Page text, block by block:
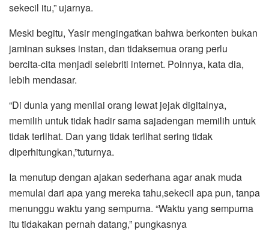
sekecil itu,” ujarnya.
Meski begitu, Yasir mengingatkan bahwa berkonten bukan
jaminan sukses instan, dan tidaksemua orang perlu
bercita-cita menjadi selebriti internet. Poinnya, kata dia,
lebih mendasar.
“Di dunia yang menilai orang lewat jejak digitalnya,
memilih untuk tidak hadir sama sajadengan memilih untuk
tidak terlihat. Dan yang tidak terlihat sering tidak
diperhitungkan,”tuturnya.
Ia menutup dengan ajakan sederhana agar anak muda
memulai dari apa yang mereka tahu,sekecil apa pun, tanpa
menunggu waktu yang sempurna. “Waktu yang sempurna
itu tidakakan pernah datang,” pungkasnya